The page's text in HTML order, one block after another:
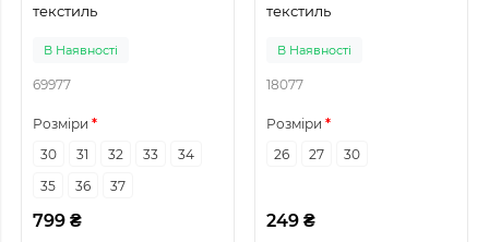
текстиль
В Наявності
69977
Розміри
30
31 32 33
34
35
36 37
799 ₴
текстиль
В Наявності
18077
Розміри
26
27 30
249 ₴